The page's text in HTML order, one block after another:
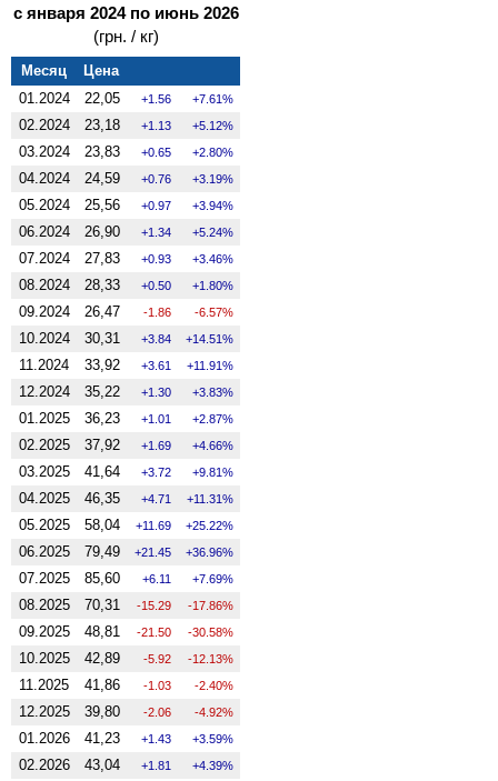
с января 2024 по июнь 2026
(грн. / кг)
Месяц
Цена
01.2024
22,05 1.56 7.61%
02.2024 23,18 1.13 5.12%
03.2024 23,83 0.65 2.80%
04.2024 24,59 0.76 3.19%
05.2024 25,56 0.97 3.94%
06.2024 26,90 1.34 5.24%
07.2024 27,83 0.93 3.46%
08.2024 28,33 0.50 1.80%
09.2024 26,47 -1.86 -6.57%
10.2024 30,31 3.84 14.51%
11.2024 33,92 3.61 11.91%
12.2024 35,22 1.30 3.83%
01.2025 36,23 1.01 2.87%
02.2025 37,92 1.69 4.66%
03.2025 41,64 3.72 9.81%
04.2025 46,35 4.71 11.31%
05.2025 58,04 11.69 25.22%
06.2025 79,49 21.45 36.96%
07.2025 85,60 6.11 7.69%
08.2025 70,31 -15.29 -17.86%
09.2025 48,81 -21.50 -30.58%
10.2025 42,89 -5.92 -12.13%
11.2025 41,86 -1.03 -2.40%
12.2025 39,80 -2.06 -4.92%
01.2026 41,23 1.43 3.59%
02.2026 43,04 1.81 4.39%